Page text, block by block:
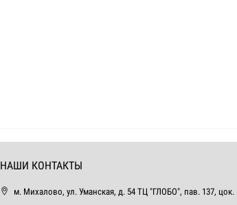
НАШИ КОНТАКТЫ
м. Михалово, ул. Уманская, д. 54 ТЦ "ГЛОБО", пав. 137, цок.